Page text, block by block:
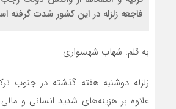
فاجعه زلزله در این کشور شدت گرفته
به قلم: شهاب شهسواری
زلزله دوشنبه هفته گذشته در جنوب
علاوه بر هزینه‌های شدید انسانی و مالی